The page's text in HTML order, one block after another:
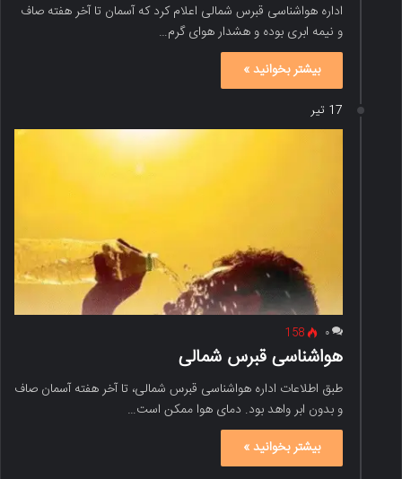
اداره هواشناسی قبرس شمالی اعلام کرد که آسمان تا آخر هفته صاف
و نیمه ابری بوده و هشدار هوای گرم…
بیشتر بخوانید »
17 تیر
۰ 158
هواشناسی قبرس شمالی
طبق اطلاعات اداره هواشناسی قبرس شمالی، تا آخر هفته آسمان صاف
و بدون ابر واهد بود. دمای هوا ممکن است…
بیشتر بخوانید »